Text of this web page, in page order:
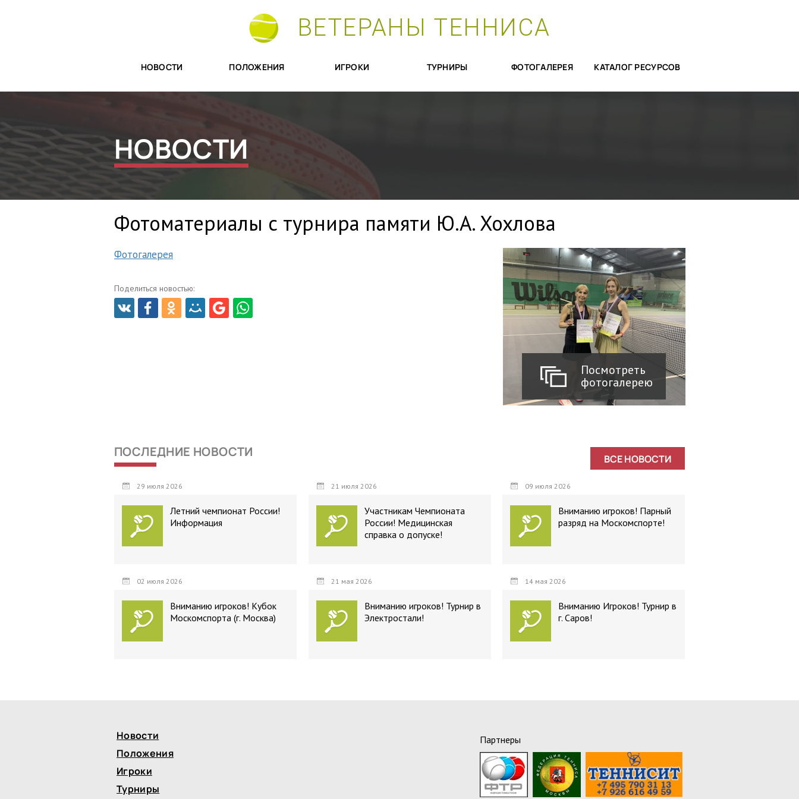
ВЕТЕРАНЫ ТЕННИСА
НОВОСТИ ПОЛОЖЕНИЯ ИГРОКИ ТУРНИРЫ ФОТОГАЛЕРЕЯ КАТАЛОГ РЕСУРСОВ
НОВОСТИ
Фотоматериалы с турнира памяти Ю.А. Хохлова
Фотогалерея
Поделиться новостью:
Посмотреть
фотогалерею
ПОСЛЕДНИЕ НОВОСТИ ВСЕ НОВОСТИ
29 июля 2026
Летний чемпионат России!
Информация
21 июля 2026
Участникам Чемпионата
России! Медицинская
справка о допуске!
09 июля 2026
Вниманию игроков! Парный
разряд на Москомспорте!
02 июля 2026
Вниманию игроков! Кубок
Москомспорта (г. Москва)
21 мая 2026
Вниманию игроков! Турнир в
Электростали!
14 мая 2026
Вниманию Игроков! Турнир в
г. Саров!
Новости
Положения
Игроки
Турниры
Партнеры